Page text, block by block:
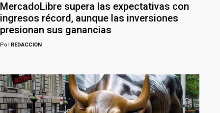
MercadoLibre supera las expectativas con
ingresos récord, aunque las inversiones
presionan sus ganancias
Por REDACCION